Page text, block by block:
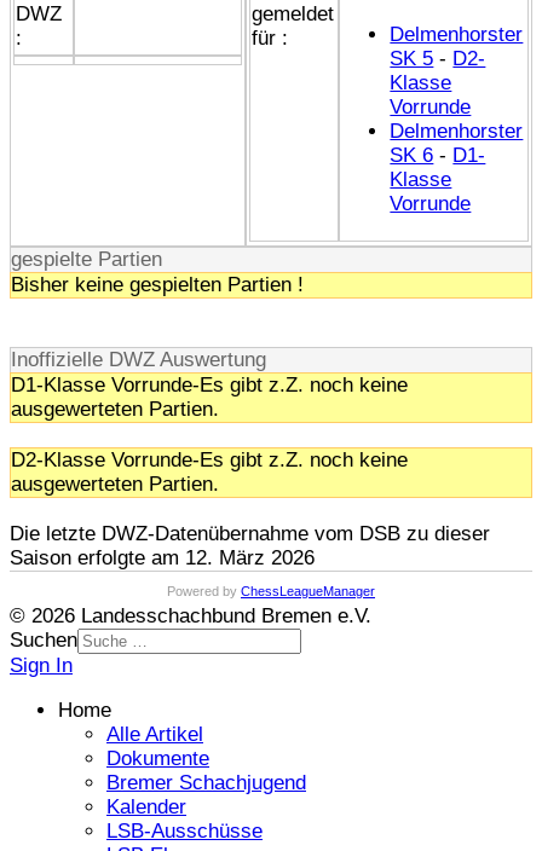
DWZ
:
gemeldet
für :
Delmenhorster
SK 5 - D2-
Klasse
Vorrunde
Delmenhorster
SK 6 - D1-
Klasse
Vorrunde
gespielte Partien
Bisher keine gespielten Partien !
Inoffizielle DWZ Auswertung
D1-Klasse Vorrunde-Es gibt z.Z. noch keine
ausgewerteten Partien.
D2-Klasse Vorrunde-Es gibt z.Z. noch keine
ausgewerteten Partien.
Die letzte DWZ-Datenübernahme vom DSB zu dieser
Saison erfolgte am 12. März 2026
Powered by ChessLeagueManager
© 2026 Landesschachbund Bremen e.V.
Suchen
Sign In
Home
Alle Artikel
Dokumente
Bremer Schachjugend
Kalender
LSB-Ausschüsse